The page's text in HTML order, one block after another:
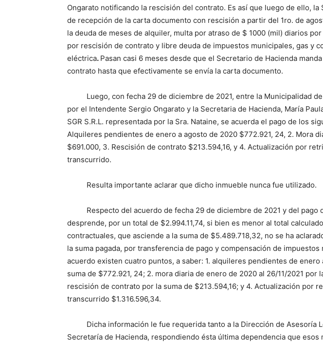
Ongarato notificando la rescisión del contrato. Es así que luego de ello, la
de recepción de la carta documento con rescisión a partir del 1ro. de
la deuda de meses de alquiler, multa por atraso de $ 1000 (mil) diarios
por rescisión de contrato y libre deuda de impuestos municipales, gas y
eléctrica. Pasan casi 6 meses desde que el Secretario de Hacienda
contrato hasta que efectivamente se envía la carta documento.
Luego, con fecha 29 de diciembre de 2021, entre la Municipalidad de
por el Intendente Sergio Ongarato y la Secretaria de Hacienda, María
SGR S.R.L. representada por la Sra. Nataine, se acuerda el pago de los
Alquileres pendientes de enero a agosto de 2020 $772.921, 24, 2. Mora
$691.000, 3. Rescisión de contrato $213.594,16, y 4. Actualización por
transcurrido.
Resulta importante aclarar que dicho inmueble nunca fue utilizado.
Respecto del acuerdo de fecha 29 de diciembre de 2021 y del pago
desprende, por un total de $2.994.11,74, si bien es menor al total
contractuales, que asciende a la suma de $5.489.718,32, no se ha
la suma pagada, por transferencia de pago y compensación de impuestos
acuerdo existen cuatro puntos, a saber: 1. alquileres pendientes de enero
suma de $772.921, 24; 2. mora diaria de enero de 2020 al 26/11/2021 por
rescisión de contrato por la suma de $213.594,16; y 4. Actualización por
transcurrido $1.316.596,34.
Dicha información le fue requerida tanto a la Dirección de Asesoría
Secretaría de Hacienda, respondiendo ésta última dependencia que esos